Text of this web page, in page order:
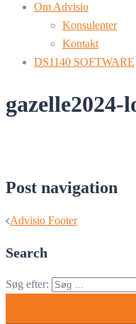
Om Advisio
Konsulenter
Kontakt
DS1140 SOFTWARE
gazelle2024-
Post navigation
Advisio Footer
Search
Søg efter: